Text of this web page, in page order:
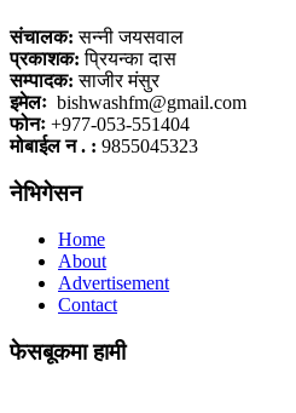
संचालक: सन्नी जयसवाल
प्रकाशक: प्रियन्का दास
सम्पादक: साजीर मंसुर
इमेलः bishwashfm@gmail.com
फोनः +977-053-551404
मोबाईल न . : 9855045323
नेभिगेसन
Home
About
Advertisement
Contact
फेसबूकमा हामी